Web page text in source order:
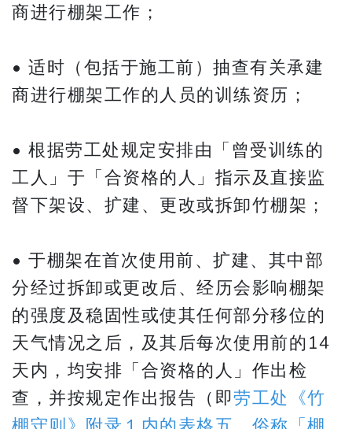
商进行棚架工作；
• 适时（包括于施工前）抽查有关承建
商进行棚架工作的人员的训练资历；
• 根据劳工处规定安排由「曾受训练的
工人」于「合资格的人」指示及直接监
督下架设、扩建、更改或拆卸竹棚架；
• 于棚架在首次使用前、扩建、其中部
分经过拆卸或更改后、经历会影响棚架
的强度及稳固性或使其任何部分移位的
天气情况之后，及其后每次使用前的14
天内，均安排「合资格的人」作出检
查，并按规定作出报告（即劳工处《竹